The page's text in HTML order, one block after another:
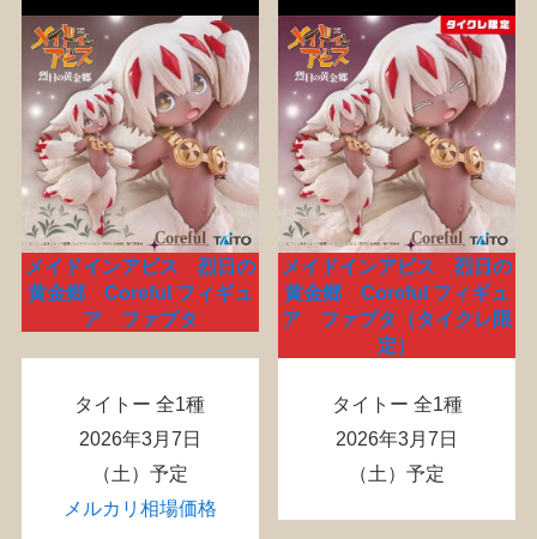
メイドインアビス 烈日の
黄金郷 Coreful フィギュ
ア ファプタ
メイドインアビス 烈日の
黄金郷 Coreful フィギュ
ア ファプタ（タイクレ限
定）
タイトー 全1種
2026年3月7日
（土）予定
メルカリ相場価格
タイトー 全1種
2026年3月7日
（土）予定